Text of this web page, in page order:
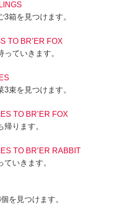
箱を見つけます。
TO BR’ER FOX
ていきます。
束を見つけます。
TO BR’ER FOX
ります。
TO BR’ER RABBIT
いきます。
を見つけます。